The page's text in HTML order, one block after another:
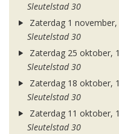
Sleutelstad 30
Zaterdag 1 november,
Sleutelstad 30
Zaterdag 25 oktober,
Sleutelstad 30
Zaterdag 18 oktober,
Sleutelstad 30
Zaterdag 11 oktober,
Sleutelstad 30